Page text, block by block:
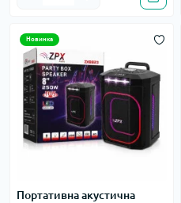
Новинка
Портативна акустична